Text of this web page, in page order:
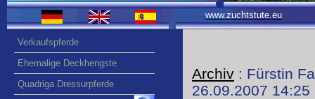
Verkaufspferde
Ehemalige Deckhengste
Quadriga Dressurpferde
www.zuchtstute.eu
Archiv : Fürstin
26.09.2007 14:25